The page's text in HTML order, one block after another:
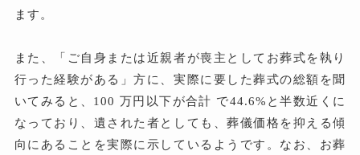
ます。
また、「ご自身または近親者が喪主としてお葬式を執り
行った経験がある」方に、実際に要した葬式の総額を聞
いてみると、100 万円以下が合計 で44.6%と半数近くに
なっており、遺された者としても、葬儀価格を抑える傾
向にあることを実際に示しているようです。なお、お葬